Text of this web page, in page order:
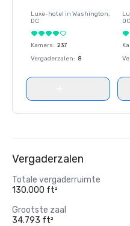
Luxe-hotel in Washington,
DC
Kamers: 237
Vergaderzalen: 8
DC
Vergaderzalen
Totale vergaderruimte
130.000 ft²
Grootste zaal
34.793 ft²